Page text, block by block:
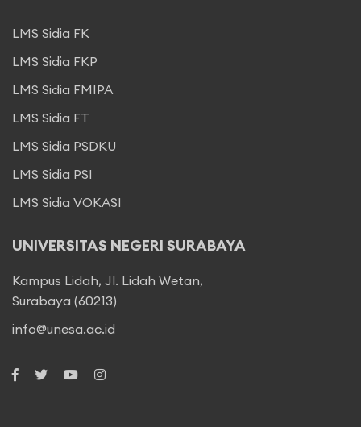
LMS Sidia FK
LMS Sidia FKP
LMS Sidia FMIPA
LMS Sidia FT
LMS Sidia PSDKU
LMS Sidia PSI
LMS Sidia VOKASI
UNIVERSITAS NEGERI SURABAYA
Kampus Lidah, Jl. Lidah Wetan,
Surabaya (60213)
info@unesa.ac.id